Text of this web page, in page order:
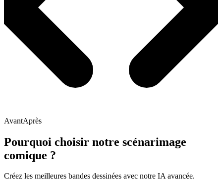
AvantAprès
Pourquoi choisir notre scénarimage
comique ?
Créez les meilleures bandes dessinées avec notre IA avancée.